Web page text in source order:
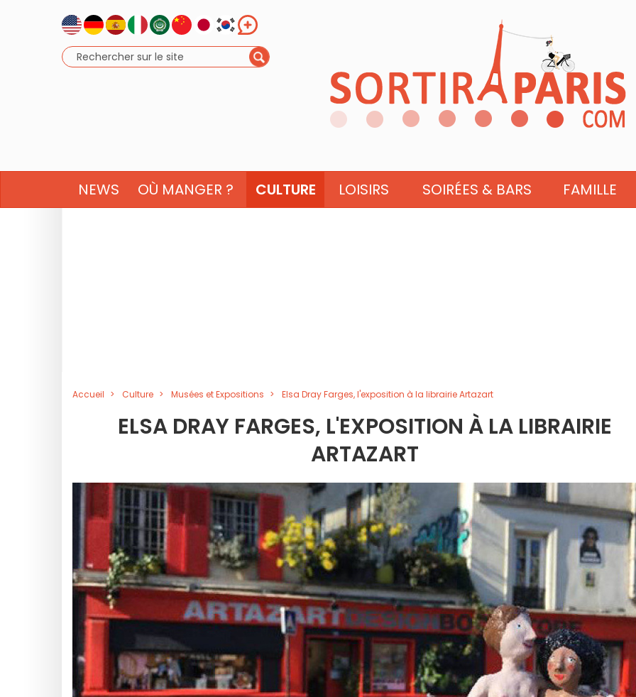
NEWS OÙ MANGER ? CULTURE LOISIRS SOIRÉES & BARS FAMILLE
Accueil Culture Musées et Expositions Elsa Dray Farges, l'exposition à la librairie Artazart
ELSA DRAY FARGES, L'EXPOSITION À LA LIBRAIRIE
ARTAZART